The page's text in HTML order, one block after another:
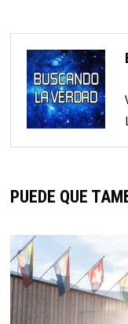
PUEDE QUE